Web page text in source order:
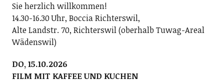
Sie herzlich willkommen!
14.30-16.30 Uhr, Boccia Richterswil,
Alte Landstr. 70, Richterswil (oberhalb Tuwag-Areal
Wädenswil)
DO, 15.10.2026
FILM MIT KAFFEE UND KUCHEN